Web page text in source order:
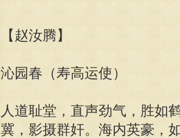
【赵汝腾】
沁园春（寿高运使）
人道耻堂，直声劲气，胜如
冀，影摄群奸。海内英豪，